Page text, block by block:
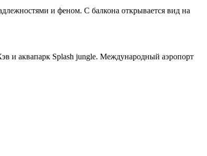
и феном. C балкона открывается вид на
и аквапарк Splash jungle. Международный аэропорт